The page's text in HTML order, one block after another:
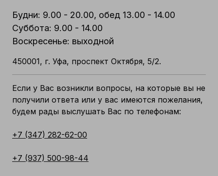
Будни: 9.00 - 20.00, обед 13.00 - 14.00
Суббота: 9.00 - 14.00
Воскресенье: выходной
450001, г. Уфа, проспект Октября, 5/2.
Если у Вас возникли вопросы, на которые вы не
получили ответа или у вас имеются пожелания,
будем рады выслушать Вас по телефонам:
+7 (347) 282-62-00
+7 (937) 500-98-44